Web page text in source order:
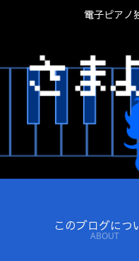
電子ピアノ
このブログにつ
ABOUT